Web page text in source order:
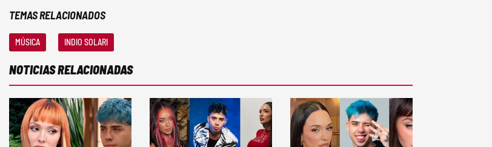
TEMAS RELACIONADOS
MÚSICA INDIO SOLARI
NOTICIAS RELACIONADAS